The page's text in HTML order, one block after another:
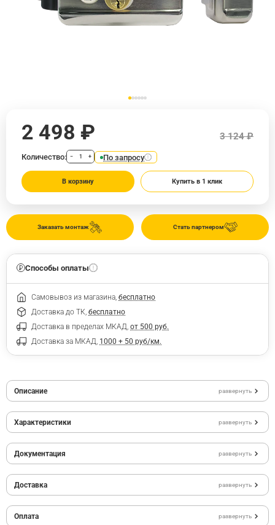
Стать партнером
Заказать монтаж
2 498 ₽ 3 124 ₽
Количество: − + По запросу
В корзину Купить в 1 клик
Способы оплаты
Самовывоз из магазина, бесплатно
Доставка до ТК, бесплатно
Доставка в пределах МКАД, от 500 руб.
Доставка за МКАД, 1000 + 50 руб/км.
Описание развернуть
Характеристики развернуть
Документация развернуть
Доставка развернуть
Оплата развернуть